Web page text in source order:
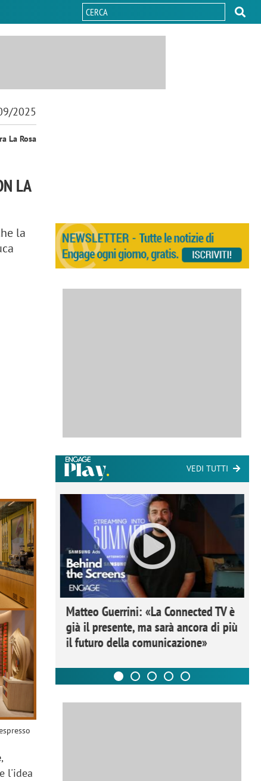
2025
La Rosa
LA
la
,
l'idea
VEDI TUTTI
la
lo
Matteo Guerrini: «La Connected TV è
già il presente, ma sarà ancora di più
il futuro della comunicazione»